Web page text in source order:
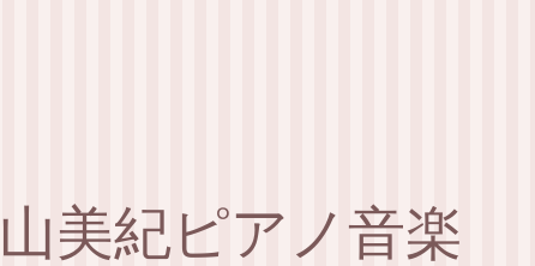
美紀ピアノ音楽